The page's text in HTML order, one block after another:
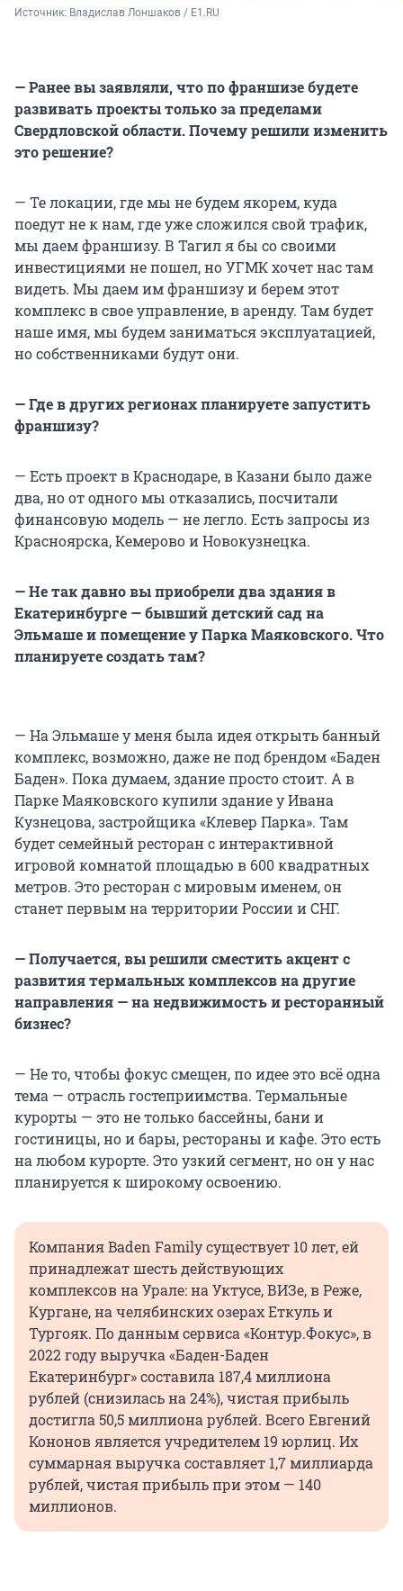
Источник: Владислав Лоншаков / E1.RU
— Ранее вы заявляли, что по франшизе будете
развивать проекты только за пределами
Свердловской области. Почему решили изменить
это решение?
— Те локации, где мы не будем якорем, куда
поедут не к нам, где уже сложился свой трафик,
мы даем франшизу. В Тагил я бы со своими
инвестициями не пошел, но УГМК хочет нас там
видеть. Мы даем им франшизу и берем этот
комплекс в свое управление, в аренду. Там будет
наше имя, мы будем заниматься эксплуатацией,
но собственниками будут они.
— Где в других регионах планируете запустить
франшизу?
— Есть проект в Краснодаре, в Казани было даже
два, но от одного мы отказались, посчитали
финансовую модель — не легло. Есть запросы из
Красноярска, Кемерово и Новокузнецка.
— Не так давно вы приобрели два здания в
Екатеринбурге — бывший детский сад на
Эльмаше и помещение у Парка Маяковского. Что
планируете создать там?
— На Эльмаше у меня была идея открыть банный
комплекс, возможно, даже не под брендом «Баден
Баден». Пока думаем, здание просто стоит. А в
Парке Маяковского купили здание у Ивана
Кузнецова, застройщика «Клевер Парка». Там
будет семейный ресторан с интерактивной
игровой комнатой площадью в 600 квадратных
метров. Это ресторан с мировым именем, он
станет первым на территории России и СНГ.
— Получается, вы решили сместить акцент с
развития термальных комплексов на другие
направления — на недвижимость и ресторанный
бизнес?
— Не то, чтобы фокус смещен, по идее это всё одна
тема — отрасль гостеприимства. Термальные
курорты — это не только бассейны, бани и
гостиницы, но и бары, рестораны и кафе. Это есть
на любом курорте. Это узкий сегмент, но он у нас
планируется к широкому освоению.
Компания Baden Family существует 10 лет, ей
принадлежат шесть действующих
комплексов на Урале: на Уктусе, ВИЗе, в Реже,
Кургане, на челябинских озерах Еткуль и
Тургояк. По данным сервиса «Контур.Фокус», в
2022 году выручка «Баден-Баден
Екатеринбург» составила 187,4 миллиона
рублей (снизилась на 24%), чистая прибыль
достигла 50,5 миллиона рублей. Всего Евгений
Кононов является учредителем 19 юрлиц. Их
суммарная выручка составляет 1,7 миллиарда
рублей, чистая прибыль при этом — 140
миллионов.